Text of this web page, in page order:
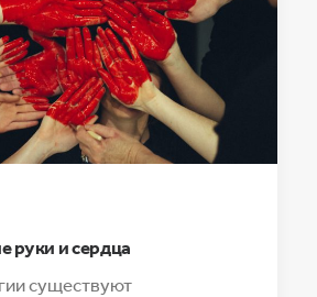
руки и сердца
существуют